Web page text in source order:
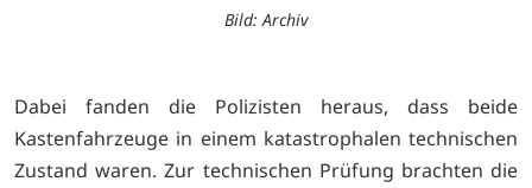
Bild: Archiv
Dabei fanden die Polizisten heraus, dass beide
Kastenfahrzeuge in einem katastrophalen technischen
Zustand waren. Zur technischen Prüfung brachten die